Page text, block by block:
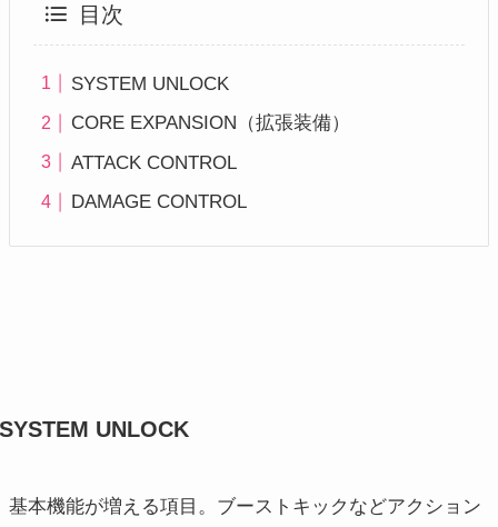
目次
SYSTEM UNLOCK
CORE EXPANSION（拡張装備）
ATTACK CONTROL
DAMAGE CONTROL
SYSTEM UNLOCK
基本機能が増える項目。ブーストキックなどアクション